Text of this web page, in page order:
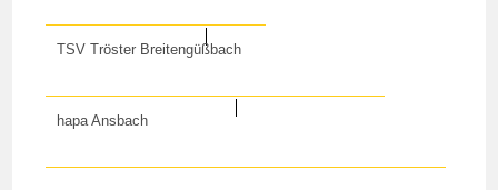
TSV Tröster Breitengüßbach
hapa Ansbach